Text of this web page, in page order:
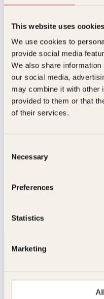
This website uses cookies
We use cookies to
provide social media
We also share
our social media,
may combine it with other
provided to them or that
of their services.
Selection
Necessary
Preferences
Statistics
Marketing
Henrik Thune
Strengt fortrolig
Innbundet 429 Kjøp